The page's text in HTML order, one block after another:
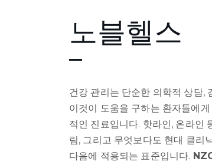
노블헬스
건강 관리는 단순한 의학적 상담,
이것이 도움을 구하는 환자들에
적인 진료입니다. 핫라인, 온라인
림, 그리고 무엇보다도 현대 클리
다음에 적용되는 표준입니다.